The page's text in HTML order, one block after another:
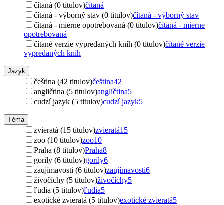
čítaná (0 titulov)čítaná
čítaná - výborný stav (0 titulov)čítaná - výborný stav
čítaná - mierne opotrebovaná (0 titulov)čítaná - mierne
opotrebovaná
čítané verzie vypredaných kníh (0 titulov)čítané verzie
vypredaných kníh
Jazyk
čeština (42 titulov)čeština42
angličtina (5 titulov)angličtina5
cudzí jazyk (5 titulov)cudzí jazyk5
Téma
zvieratá (15 titulov)zvieratá15
zoo (10 titulov)zoo10
Praha (8 titulov)Praha8
gorily (6 titulov)gorily6
zaujímavosti (6 titulov)zaujímavosti6
živočíchy (5 titulov)živočíchy5
ľudia (5 titulov)ľudia5
exotické zvieratá (5 titulov)exotické zvieratá5